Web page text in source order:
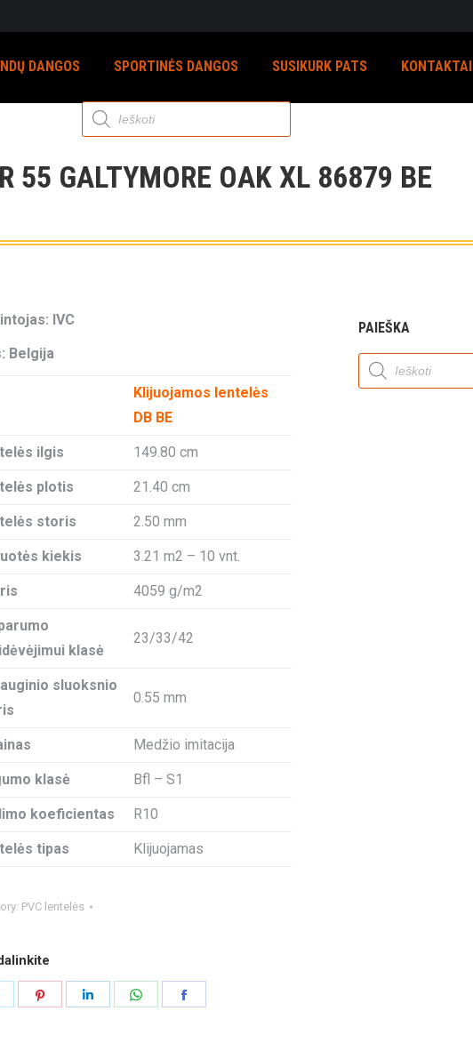
DANGOS SPORTINĖS DANGOS SUSIKURK PATS KONTAKTAI
Products
search
55 GALTYMORE OAK XL 86879 BE
IVC
Belgija
Klijuojamos lentelės
DB BE
ilgis 149.80 cm
plotis 21.40 cm
storis 2.50 mm
kiekis 3.21 m2 – 10 vnt.
4059 g/m2
klasė
23/33/42
sluoksnio
0.55 mm
Medžio imitacija
klasė Bfl – S1
koeficientas R10
tipas Klijuojamas
PVC lentelės
Share
PAIEŠKA
Products
search